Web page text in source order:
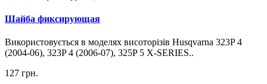
Шайба фиксирующая
Використовується в моделях висоторізів Husqvarna 323P 4
(2004-06), 323P 4 (2006-07), 325P 5 X-SERIES..
127 грн.